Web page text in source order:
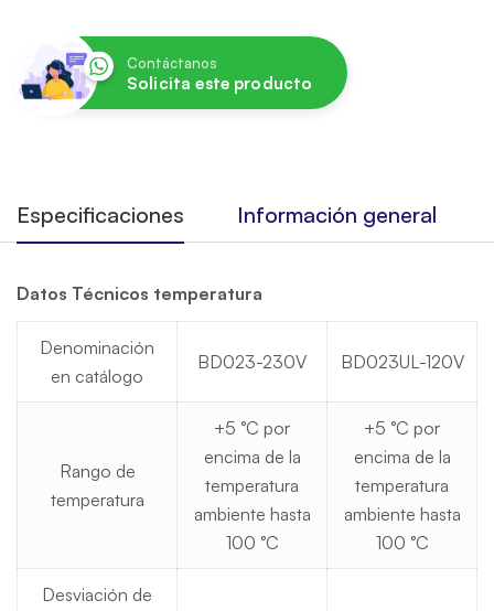
Contáctanos
Solicita este producto
Especificaciones Información general
Datos Técnicos temperatura
Denominación
en catálogo
BD023-230V BD023UL-120V
Rango de
temperatura
+5 °C por
encima de la
temperatura
ambiente hasta
100 °C
+5 °C por
encima de la
temperatura
ambiente hasta
100 °C
Desviación de